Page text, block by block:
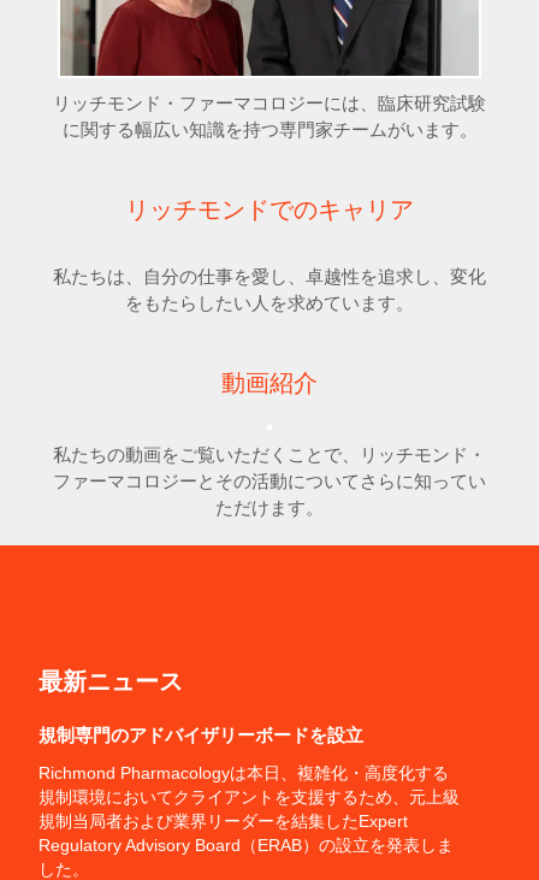
リッチモンド・ファーマコロジーには、臨床研究試験
に関する幅広い知識を持つ専門家チームがいます。
リッチモンドでのキャリア
私たちは、自分の仕事を愛し、卓越性を追求し、変化
をもたらしたい人を求めています。
動画紹介
私たちの動画をご覧いただくことで、リッチモンド・
ファーマコロジーとその活動についてさらに知ってい
ただけます。
最新ニュース
規制専門のアドバイザリーボードを設立
Richmond Pharmacologyは本日、複雑化・高度化する
規制環境においてクライアントを支援するため、元上級
規制当局者および業界リーダーを結集したExpert
Regulatory Advisory Board（ERAB）の設立を発表しま
した。